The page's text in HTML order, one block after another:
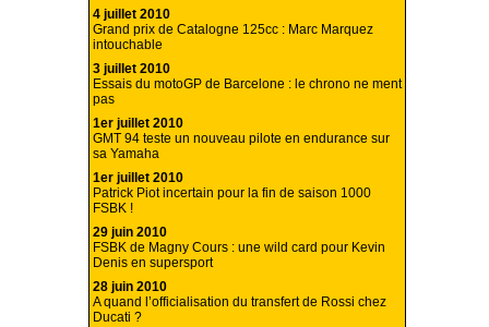
4 juillet 2010
Grand prix de Catalogne 125cc : Marc Marquez
intouchable
3 juillet 2010
Essais du motoGP de Barcelone : le chrono ne ment
pas
1er juillet 2010
GMT 94 teste un nouveau pilote en endurance sur
sa Yamaha
1er juillet 2010
Patrick Piot incertain pour la fin de saison 1000
FSBK !
29 juin 2010
FSBK de Magny Cours : une wild card pour Kevin
Denis en supersport
28 juin 2010
A quand l’officialisation du transfert de Rossi chez
Ducati ?